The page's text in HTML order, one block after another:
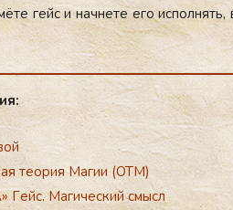
гейс и нач­не­те его
теория Магии (ОТМ)
Гeйс. Магический смысл